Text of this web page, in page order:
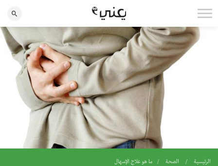
الرئيسية الصحة ما هو علاج الإسهال